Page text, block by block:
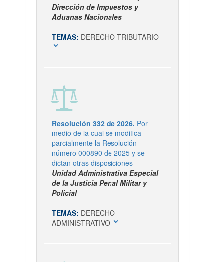
Dirección de Impuestos y
Aduanas Nacionales
TEMAS: DERECHO TRIBUTARIO
expand_more
Resolución 332 de 2026. Por
medio de la cual se modifica
parcialmente la Resolución
número 000890 de 2025 y se
dictan otras disposiciones
Unidad Administrativa Especial
de la Justicia Penal Militar y
Policial
TEMAS: DERECHO
ADMINISTRATIVO expand_more